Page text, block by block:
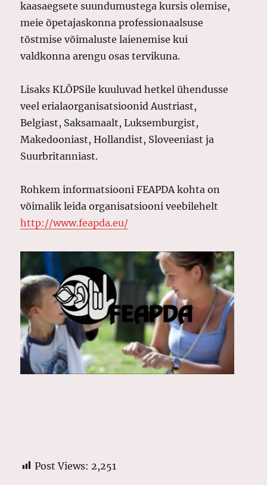
kaasaegsete suundumustega kursis olemise,
meie õpetajaskonna professionaalsuse
tõstmise võimaluste laienemise kui
valdkonna arengu osas tervikuna.
Lisaks KLÕPSile kuuluvad hetkel ühendusse
veel erialaorganisatsioonid Austriast,
Belgiast, Saksamaalt, Luksemburgist,
Makedooniast, Hollandist, Sloveeniast ja
Suurbritanniast.
Rohkem informatsiooni FEAPDA kohta on
võimalik leida organisatsiooni veebilehelt
http://www.feapda.eu/
Post Views: 2,251